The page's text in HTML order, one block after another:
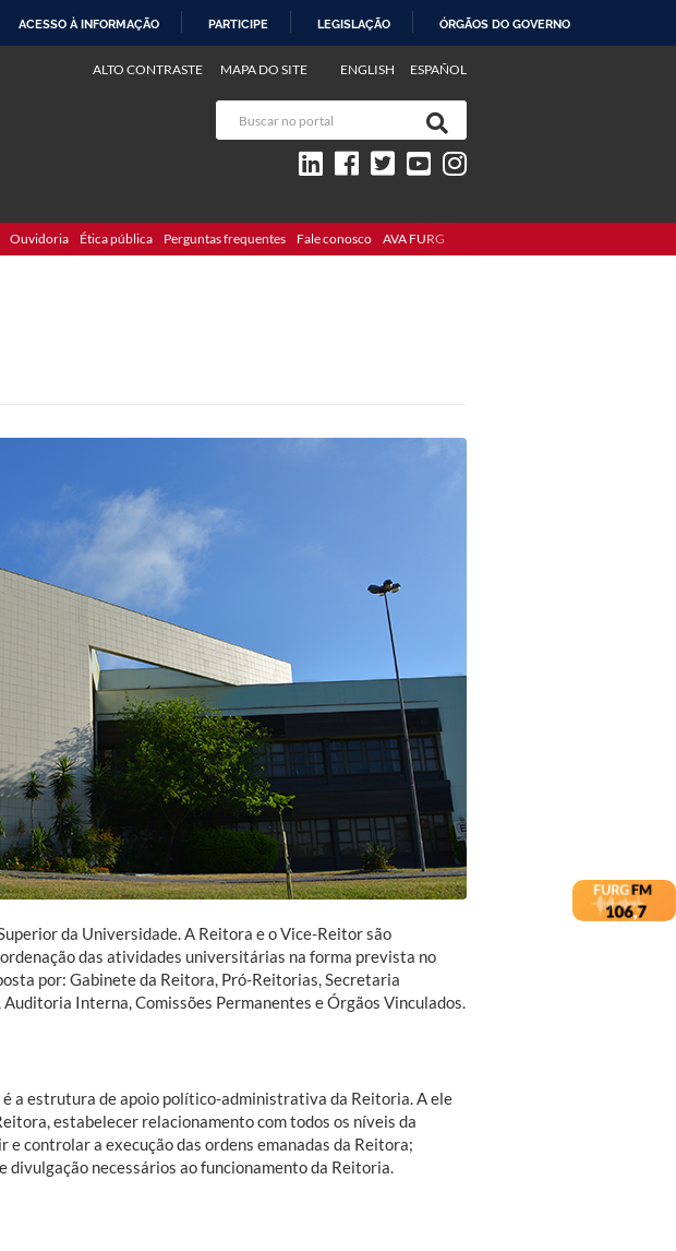
ACESSO À INFORMAÇÃO PARTICIPE LEGISLAÇÃO ÓRGÃOS DO GOVERNO
ENGLISH ESPAÑOL
ALTO CONTRASTE MAPA DO SITE
Ouvidoria Ética pública Perguntas frequentes Fale conosco AVA FURG
da Universidade. A Reitora e o Vice-Reitor são
das atividades universitárias na forma prevista no
por: Gabinete da Reitora, Pró-Reitorias, Secretaria
Interna, Comissões Permanentes e Órgãos Vinculados.
a estrutura de apoio político-administrativa da Reitoria. A ele
estabelecer relacionamento com todos os níveis da
controlar a execução das ordens emanadas da Reitora;
divulgação necessários ao funcionamento da Reitoria.